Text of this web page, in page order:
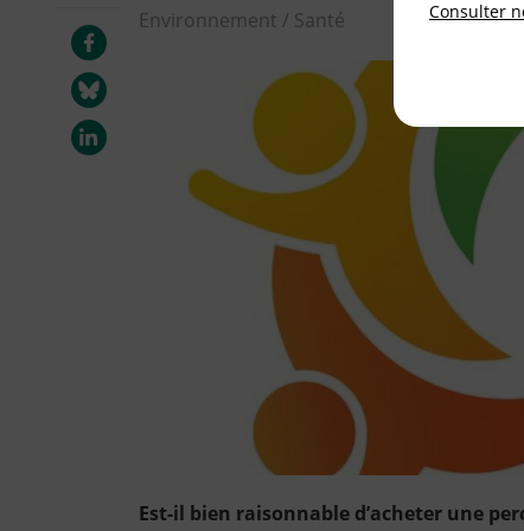
Environnement / Santé
Est-il bien raisonnable d’acheter une
Consulter